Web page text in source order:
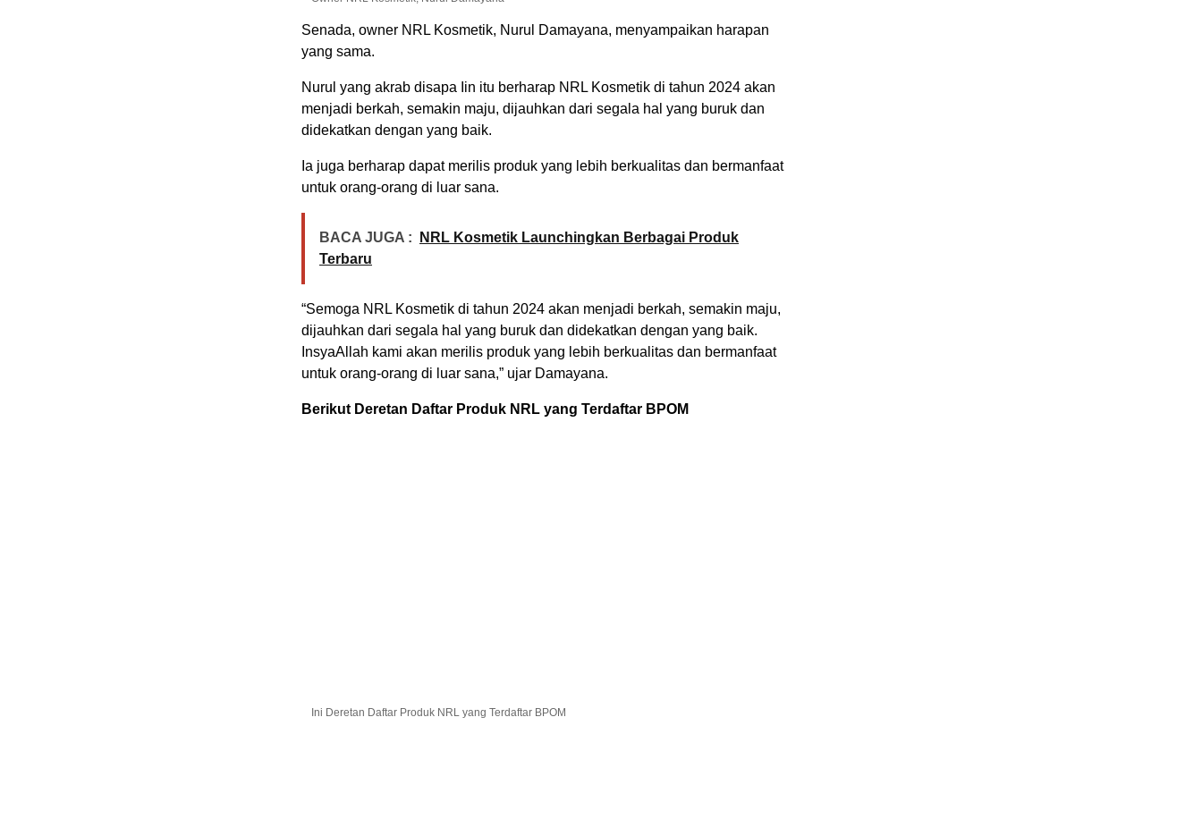
Senada, owner NRL Kosmetik, Nurul Damayana, menyampaikan harapan
yang sama.
Nurul yang akrab disapa Iin itu berharap NRL Kosmetik di tahun 2024 akan
menjadi berkah, semakin maju, dijauhkan dari segala hal yang buruk dan
didekatkan dengan yang baik.
Ia juga berharap dapat merilis produk yang lebih berkualitas dan bermanfaat
untuk orang-orang di luar sana.
BACA JUGA :
NRL Kosmetik Launchingkan Berbagai Produk
Terbaru
“Semoga NRL Kosmetik di tahun 2024 akan menjadi berkah, semakin maju,
dijauhkan dari segala hal yang buruk dan didekatkan dengan yang baik.
InsyaAllah kami akan merilis produk yang lebih berkualitas dan bermanfaat
untuk orang-orang di luar sana,” ujar Damayana.
Berikut Deretan Daftar Produk NRL yang Terdaftar BPOM
Ini Deretan Daftar Produk NRL yang Terdaftar BPOM